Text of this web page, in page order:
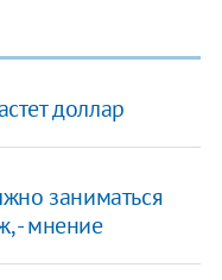
доллар
заниматься
- мнение